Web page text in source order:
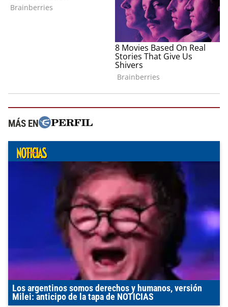
MÁS EN
Los argentinos somos derechos y humanos, versión
Milei: anticipo de la tapa de NOTICIAS